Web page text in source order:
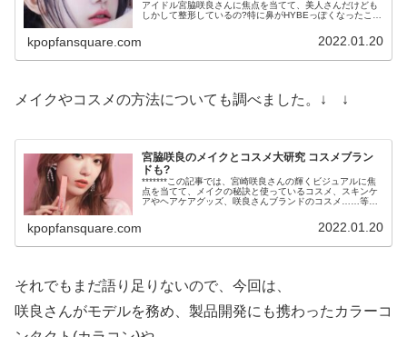
アイドル宮脇咲良さんに焦点を当てて、美人さんだけども
しかして整形しているの?特に鼻がHYBEっぽくなったこ
kpopfansquare.com 2022.01.20
メイクやコスメの方法についても調べました。↓ ↓
宮脇咲良のメイクとコスメ大研究 コスメブラン
ドも?
*******この記事では、宮崎咲良さんの輝くビジュアルに焦
点を当てて、メイクの秘訣と使っているコスメ、スキンケ
アやヘアケアグッズ、咲良さんブランドのコスメ……等々
kpopfansquare.com 2022.01.20
それでもまだ語り足りないので、今回は、
咲良さんがモデルを務め、製品開発にも携わったカラーコ